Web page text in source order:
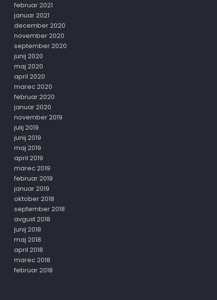
februar 2021
januar 2021
december 2020
november 2020
september 2020
junij 2020
maj 2020
april 2020
marec 2020
februar 2020
januar 2020
november 2019
julij 2019
junij 2019
maj 2019
april 2019
marec 2019
februar 2019
januar 2019
oktober 2018
september 2018
avgust 2018
junij 2018
maj 2018
april 2018
marec 2018
februar 2018